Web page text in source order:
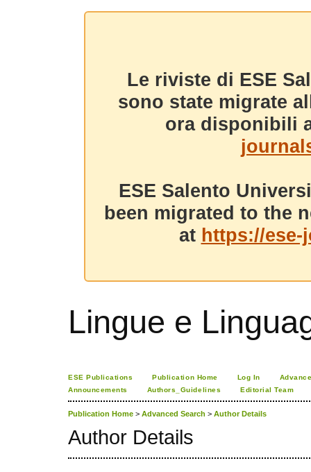
Le riviste di ESE
sono state migrate
ora disponibili
ESE Salento
been migrated to the
at https://
Lingue e
ESE Publications Publication Home Log In
Announcements
Authors_Guidelines Editorial Team
Publication Home > Advanced Search > Author Details
Author Details